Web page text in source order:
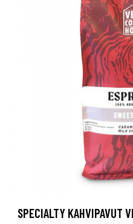
SPECIALTY KAHVIPAVUT